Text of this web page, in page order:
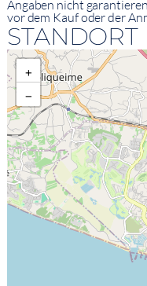
Angaben nicht
vor dem Kauf oder der
STANDORT
+
−